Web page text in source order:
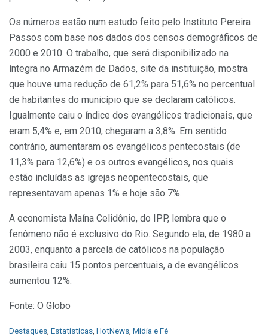
Os números estão num estudo feito pelo Instituto Pereira
Passos com base nos dados dos censos demográficos de
2000 e 2010. O trabalho, que será disponibilizado na
íntegra no Armazém de Dados, site da instituição, mostra
que houve uma redução de 61,2% para 51,6% no percentual
de habitantes do município que se declaram católicos.
Igualmente caiu o índice dos evangélicos tradicionais, que
eram 5,4% e, em 2010, chegaram a 3,8%. Em sentido
contrário, aumentaram os evangélicos pentecostais (de
11,3% para 12,6%) e os outros evangélicos, nos quais
estão incluídas as igrejas neopentecostais, que
representavam apenas 1% e hoje são 7%.
A economista Maína Celidônio, do IPP, lembra que o
fenômeno não é exclusivo do Rio. Segundo ela, de 1980 a
2003, enquanto a parcela de católicos na população
brasileira caiu 15 pontos percentuais, a de evangélicos
aumentou 12%.
Fonte: O Globo
C
Destaques Estatísticas HotNews Mídia e Fé